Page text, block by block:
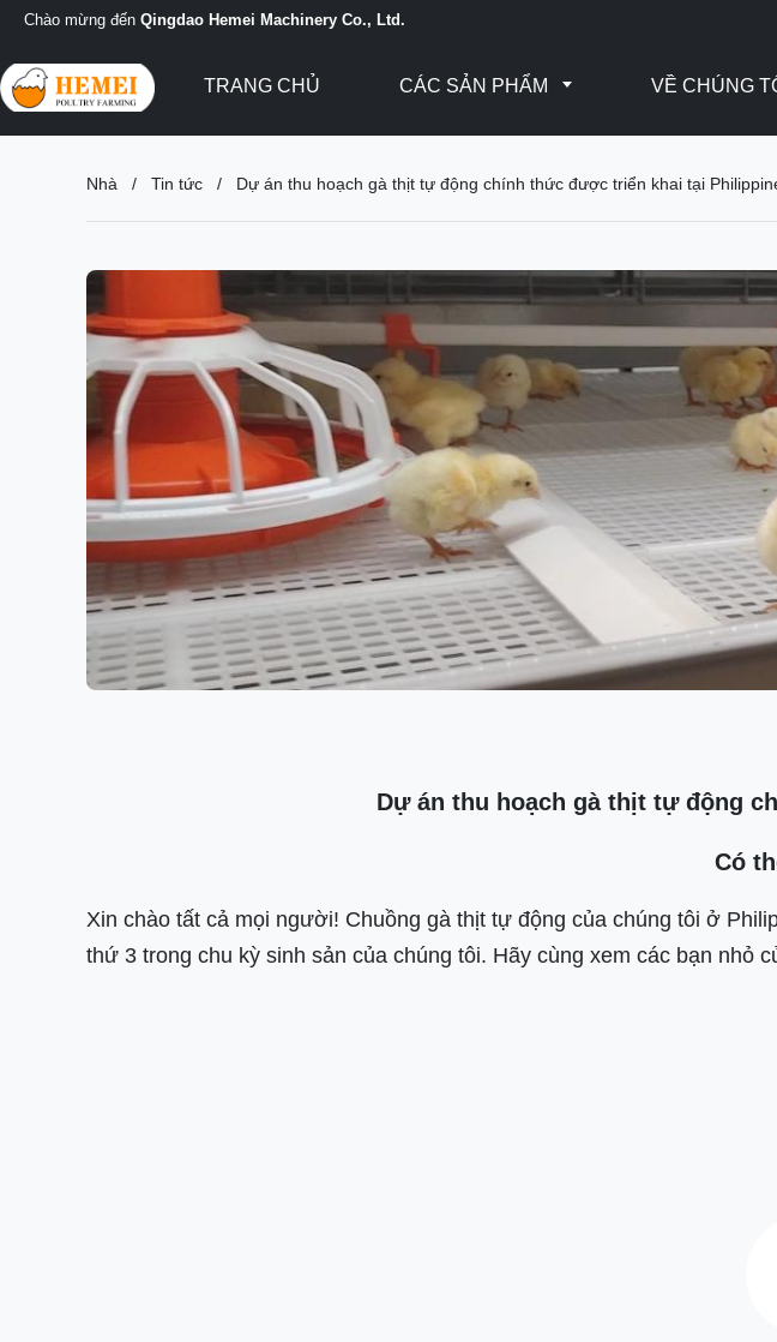
Chào mừng đến Qingdao Hemei Machinery Co., Ltd.
TRANG CHỦ CÁC SẢN PHẨM VỀ CHÚNG
Nhà / Tin tức / Dự án thu hoạch gà thịt tự động chính thức được triển khai tại
Dự án thu hoạch gà thịt tự động
Có
Xin chào tất cả mọi người! Chuồng gà thịt tự động của chúng tôi ở
thứ 3 trong chu kỳ sinh sản của chúng tôi. Hãy cùng xem các bạn nhỏ